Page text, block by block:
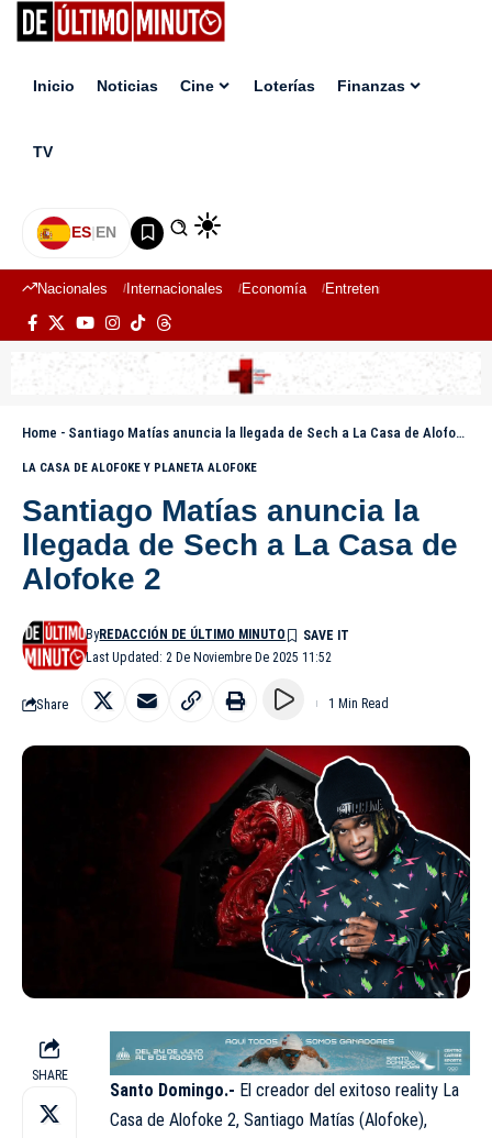
Inicio Noticias Cine Loterías Finanzas
TV
ES|EN
Nacionales Internacionales Economía Entretenimiento
Home - Santiago Matías anuncia la llegada de Sech a La Casa de Alofoke 2
LA CASA DE ALOFOKE Y PLANETA ALOFOKE
Santiago Matías anuncia la
llegada de Sech a La Casa de
Alofoke 2
Last Updated: 2 De Noviembre De 2025 11:52
ByREDACCIÓN DE ÚLTIMO MINUTO
Share 1 Min Read
SHARE
Santo Domingo.- El creador del exitoso reality La
Casa de Alofoke 2, Santiago Matías (Alofoke),